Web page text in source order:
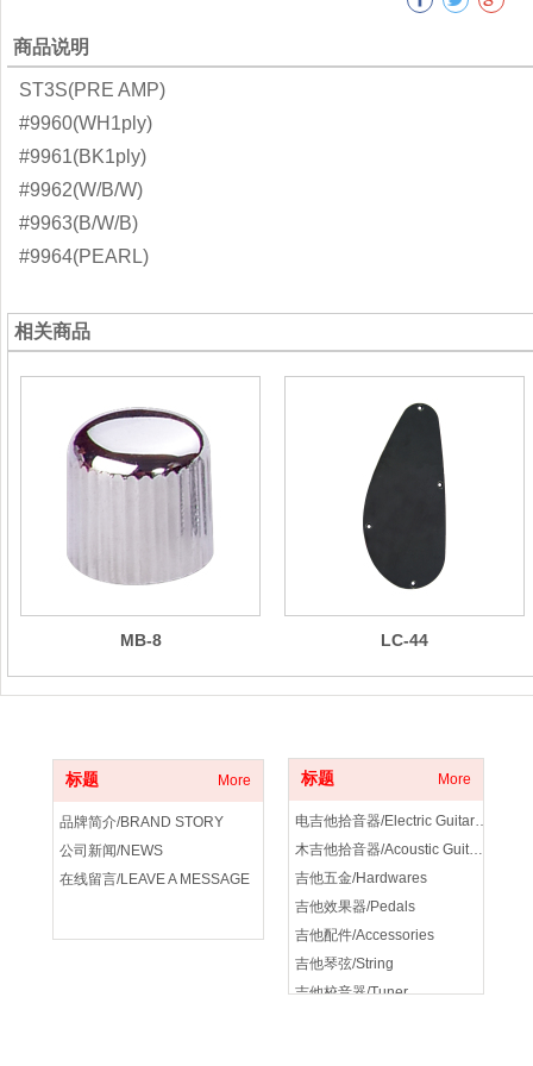
商品说明
ST3S(PRE AMP)
#9960(WH1ply)
#9961(BK1ply)
#9962(W/B/W)
#9963(B/W/B)
#9964(PEARL)
相关商品
MB-8 LC-44
标题 More
品牌简介/BRAND STORY
公司新闻/NEWS
在线留言/LEAVE A MESSAGE
标题 More
电吉他拾音器/Electric Guitar Pickup
木吉他拾音器/Acoustic Guitar Pickup
吉他五金/Hardwares
吉他效果器/Pedals
吉他配件/Accessories
吉他琴弦/String
吉他校音器/Tuner